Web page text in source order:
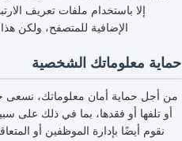
إلا باستخدام ملفات تعريف
الإضافية للمتصفح، ولكن
حماية معلوماتك الشخصية
من أجل حماية أمان معلوماتك، نسعى
نقوم أيضًا بإدارة الموظفين أو